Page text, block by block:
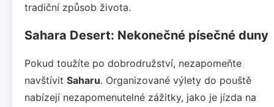
tradiční způsob života.
Sahara Desert: Nekonečné písečné duny
Pokud toužíte po dobrodružství, nezapomeňte
navštívit Saharu. Organizované výlety do pouště
nabízejí nezapomenutelné zážitky, jako je jízda na